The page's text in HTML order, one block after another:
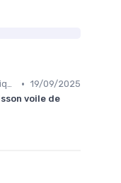
Espèces rares et exotiques • 19/09/2025
voile de